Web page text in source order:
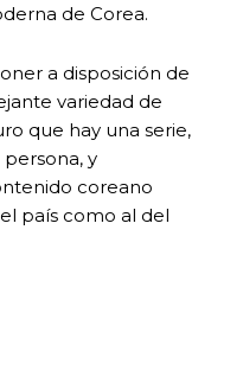
de Corea.
a disposición de
variedad de
que hay una serie,
y
coreano
país como al del